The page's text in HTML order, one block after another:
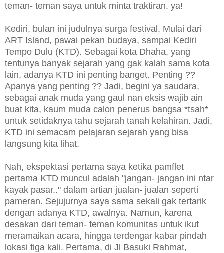
teman- teman saya untuk minta traktiran. ya!
Kediri, bulan ini judulnya surga festival. Mulai dari
ART Island, pawai pekan budaya, sampai Kediri
Tempo Dulu (KTD). Sebagai kota Dhaha, yang
tentunya banyak sejarah yang gak kalah sama kota
lain, adanya KTD ini penting banget. Penting ??
Apanya yang penting ?? Jadi, begini ya saudara,
sebagai anak muda yang gaul nan eksis wajib ain
buat kita, kaum muda calon penerus bangsa *tsah*
untuk setidaknya tahu sejarah tanah kelahiran. Jadi,
KTD ini semacam pelajaran sejarah yang bisa
langsung kita lihat.
Nah, ekspektasi pertama saya ketika pamflet
pertama KTD muncul adalah "jangan- jangan ini ntar
kayak pasar.." dalam artian jualan- jualan seperti
pameran. Sejujurnya saya sama sekali gak tertarik
dengan adanya KTD, awalnya. Namun, karena
desakan dari teman- teman komunitas untuk ikut
meramaikan acara, hingga terdengar kabar pindah
lokasi tiga kali. Pertama, di Jl Basuki Rahmat,